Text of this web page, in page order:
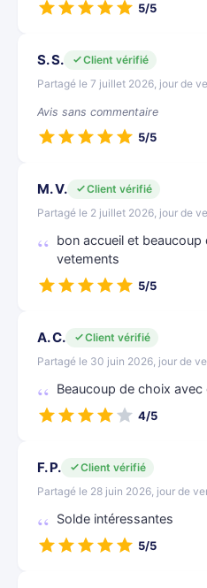
5/5
S. S.
Client vérifié
Partagé le 7 juillet 2026, jour de
Avis sans commentaire
5/5
M. V.
Client vérifié
Partagé le 2 juillet 2026, jour de
bon accueil et beaucoup
vetements
5/5
A. C.
Client vérifié
Partagé le 30 juin 2026, jour de
Beaucoup de choix
4/5
F. P.
Client vérifié
Partagé le 28 juin 2026, jour de
Solde intéressantes
5/5